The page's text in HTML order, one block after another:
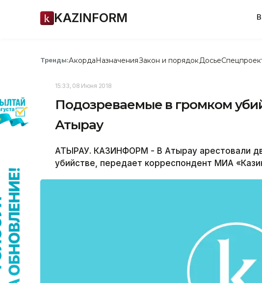
KAZINFORM
Тренды:АкордаНазначенияЗакон и порядок Досье
15:33, 08 Июня 2018
Подозреваемые в громком
Атырау
АТЫРАУ. КАЗИНФОРМ - В Атырау арестовали
убийстве, передает корреспондент МИА